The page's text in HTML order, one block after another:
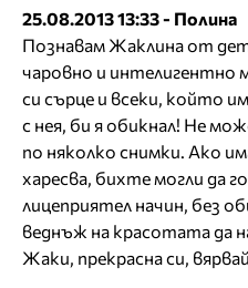
25.08.2013 13:33 - Полина
Познавам Жаклина от
чаровно и интелигентно
си сърце и всеки, който
с нея, би я обикнал! Не
по няколко снимки. Ако
харесва, бихте могли да
лицеприятел начин, без
веднъж на красотата да
Жаки, прекрасна си,